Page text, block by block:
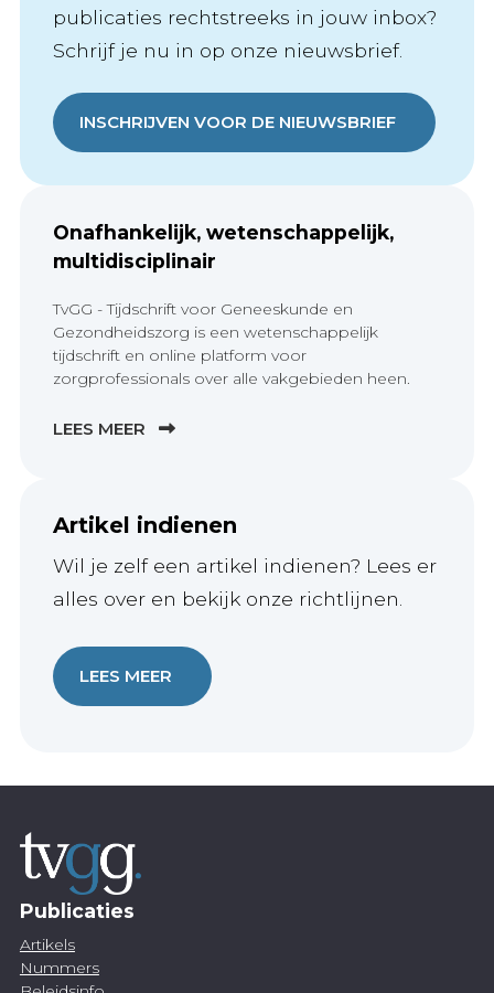
publicaties rechtstreeks in jouw inbox?
Schrijf je nu in op onze nieuwsbrief.
INSCHRIJVEN VOOR DE NIEUWSBRIEF
Onafhankelijk, wetenschappelijk,
multidisciplinair
TvGG - Tijdschrift voor Geneeskunde en
Gezondheidszorg is een wetenschappelijk
tijdschrift en online platform voor
zorgprofessionals over alle vakgebieden heen.
LEES MEER
Artikel indienen
Wil je zelf een artikel indienen? Lees er
alles over en bekijk onze richtlijnen.
LEES MEER
Publicaties
Artikels
Nummers